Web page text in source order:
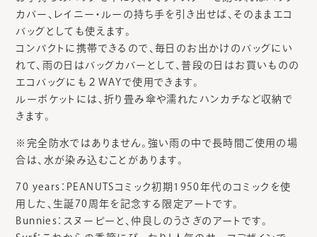
カバー、レイニー・ルーの持ち手を引き出せば、そのままエコ
バッグとしても使えます。
コンパクトに携帯できるので、毎日のお出かけのバッグにい
れて、雨の日はバッグカバーとして、普段の日はお買いものの
エコバッグにも２WAYで使用できます。
ルーポケットには、折り畳み傘や濡れたハンカチなど収納で
きます。
※完全防水ではありません。強い雨の中で長時間ご使用の場
合は、水が染み込むことがあります。
70 years：PEANUTSコミック初期1950年代のコミックを使
用した、生誕70周年を記念する限定アートです。
Bunnies：スヌーピーと、仲良しのうさぎのアートです。